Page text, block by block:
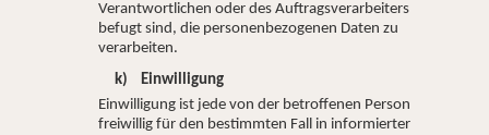
Verantwortlichen oder des Auftragsverarbeiters
befugt sind, die personenbezogenen Daten zu
verarbeiten.
k) Einwilligung
Einwilligung ist jede von der betroffenen Person
freiwillig für den bestimmten Fall in informierter